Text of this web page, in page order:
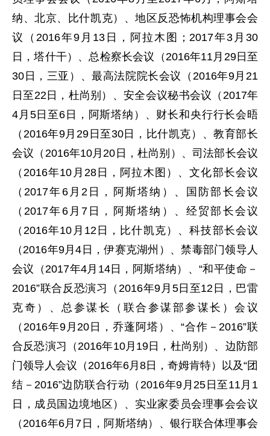
纳、北京、比什凯克）、地区反恐怖机构理事会会
议（2016年9月13日，阿拉木图；2017年3月30
日，塔什干）、总检察长会议（2016年11月29日至
30日，三亚）、最高法院院长会议（2016年9月21
日至22日，杜尚别）、安全会议秘书会议（2017年
4月5日至6日，阿斯塔纳）、财长和央行行长会晤
（2016年9月29日至30日，比什凯克）、教育部长
会议（2016年10月20日，杜尚别）、司法部长会议
（2016年10月28日，阿拉木图）、文化部长会议
（2017年6月2日，阿斯塔纳）、国防部长会议
（2017年6月7日，阿斯塔纳）、经贸部长会议
（2016年10月12日，比什凯克）、科技部长会议
（2016年9月4日，伊赛克湖州）、禁毒部门领导人
会议（2017年4月14日，阿斯塔纳）、“和平使命－
2016”联合反恐演习（2016年9月5日至12日，巴雷
克奇）、总参谋长（联合参谋部参谋长）会议
（2016年9月20日，乔蓬阿塔）、“合作－2016”联
合反恐演习（2016年10月19日，杜尚别）、边防部
门领导人会议（2016年6月8日，奇姆肯特）以及“团
结－2016”边防联合行动（2016年9月25日至11月1
日，成员国边境地区）、实业家委员会理事会会议
（2016年6月7日，阿斯塔纳）、银行联合体理事会